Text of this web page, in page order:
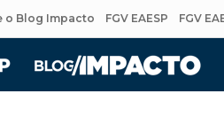
o Blog Impacto FGV EAESP FGV